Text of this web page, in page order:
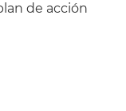
de acción